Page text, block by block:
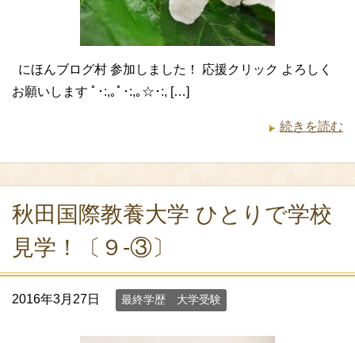
にほんブログ村 参加しました！ 応援クリック よろしく
お願いします ﾟ･:,｡ﾟ･:,｡☆･:, […]
続きを読む
秋田国際教養大学 ひとりで学校
見学！〔９-③〕
2016年3月27日 最終学歴 大学受験